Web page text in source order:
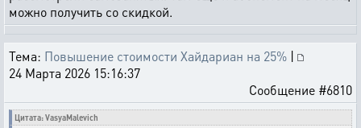
можно получить со скидкой.
Тема: Повышение стоимости Хайдариан на 25% |
24 Марта 2026 15:16:37
Сообщение #6810
Цитата: VasyaMalevich